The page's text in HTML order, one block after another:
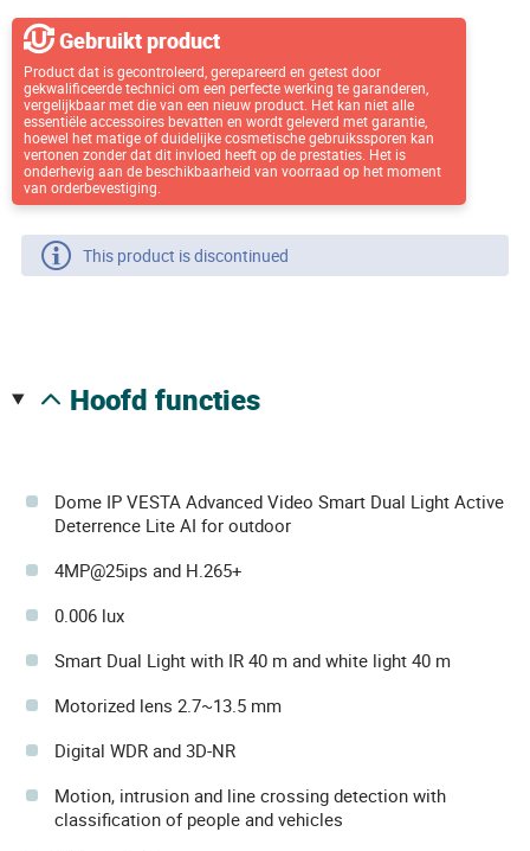
Gebruikt product
Product dat is gecontroleerd, gerepareerd en getest door
gekwalificeerde technici om een perfecte werking te garanderen,
vergelijkbaar met die van een nieuw product. Het kan niet alle
essentiële accessoires bevatten en wordt geleverd met garantie,
hoewel het matige of duidelijke cosmetische gebruikssporen kan
vertonen zonder dat dit invloed heeft op de prestaties. Het is
onderhevig aan de beschikbaarheid van voorraad op het moment
van orderbevestiging.
This product is discontinued
hoofd functies
Dome IP VESTA Advanced Video Smart Dual Light Active
Deterrence Lite AI for outdoor
4MP@25ips and H.265+
0.006 lux
Smart Dual Light with IR 40 m and white light 40 m
Motorized lens 2.7~13.5 mm
Digital WDR and 3D-NR
Motion, intrusion and line crossing detection with
classification of people and vehicles